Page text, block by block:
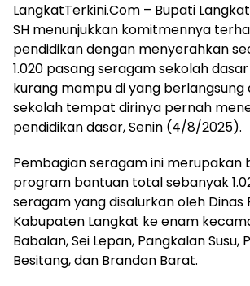
LangkatTerkini.Com – Bupati
SH menunjukkan komitmennya
pendidikan dengan menyerahkan
1.020 pasang seragam sekolah
kurang mampu di yang berlangsung
sekolah tempat dirinya pernah
pendidikan dasar, Senin (4/8/2025).
Pembagian seragam ini merupakan
program bantuan total sebanyak
seragam yang disalurkan oleh Dinas
Kabupaten Langkat ke enam
Babalan, Sei Lepan, Pangkalan Susu,
Besitang, dan Brandan Barat.